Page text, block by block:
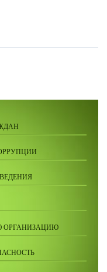
ОРГАНИЗАЦИЮ